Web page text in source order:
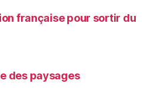
française pour sortir du
des paysages